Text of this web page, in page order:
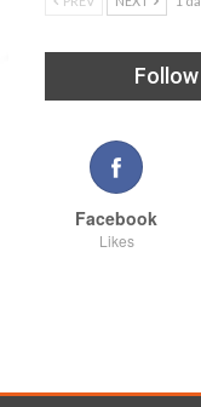
Facebook
Likes